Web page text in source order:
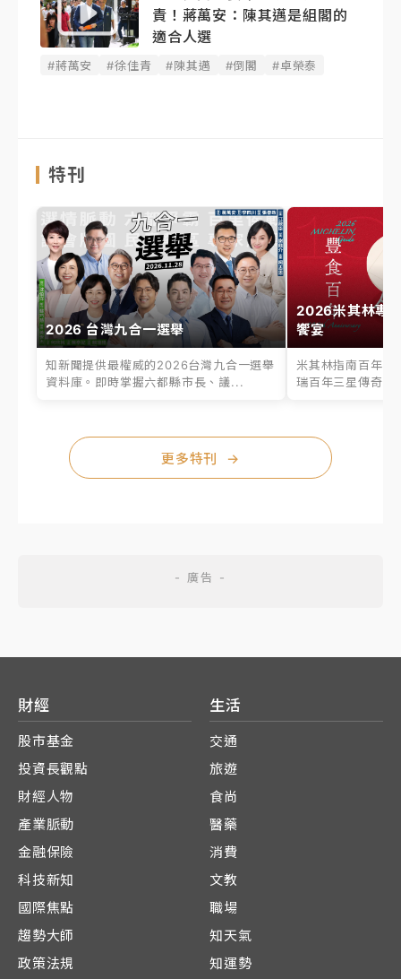
責！蔣萬安：陳其邁是組閣的
適合人選
#蔣萬安 #徐佳青 #陳其邁 #倒閣 #卓榮泰
特刊
2026 台灣九合一選舉
知新聞提供最權威的2026台灣九合一選舉
資料庫。即時掌握六都縣市長、議...
2026米其林專
饗宴
米其林指南百年之
瑞百年三星傳奇、
更多特刊 →
財經
股市基金
投資長觀點
財經人物
產業脈動
金融保險
科技新知
國際焦點
趨勢大師
政策法規
生活
交通
旅遊
食尚
醫藥
消費
文教
職場
知天氣
知運勢